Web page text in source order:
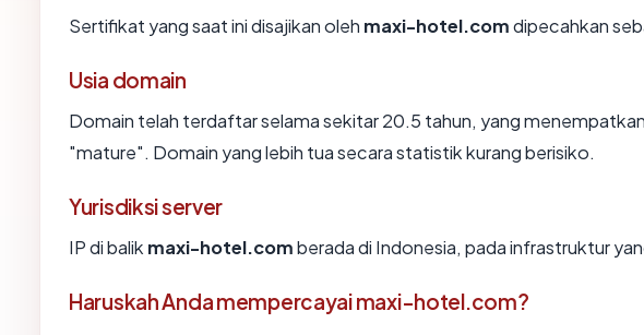
Sertifikat yang saat ini disajikan oleh maxi-hotel.comdipecahkan
Usia domain
Domain telah terdaftar selama sekitar 20.5 tahun, yang
"mature". Domain yang lebih tua secara statistik kurang berisiko.
Yurisdiksi server
IP di balik maxi-hotel.comberada di Indonesia, pada infrastruktur
Haruskah Anda mempercayai maxi-hotel.com?